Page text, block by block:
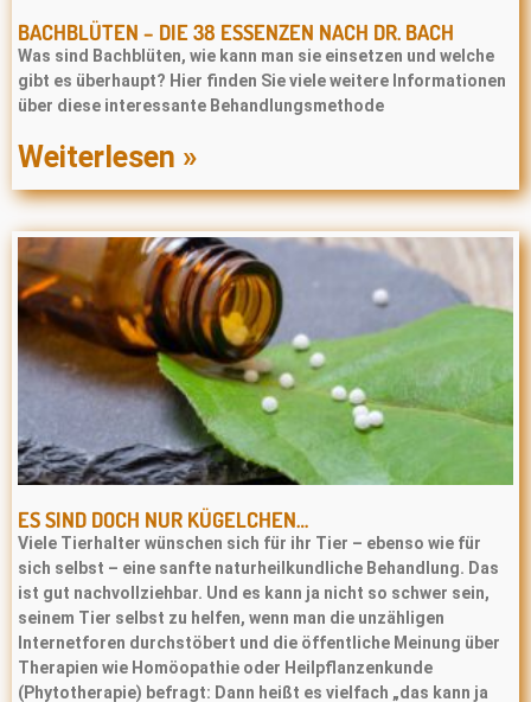
BACHBLÜTEN – DIE 38 ESSENZEN NACH DR. BACH
Was sind Bachblüten, wie kann man sie einsetzen und welche
gibt es überhaupt? Hier finden Sie viele weitere Informationen
über diese interessante Behandlungsmethode
Weiterlesen »
ES SIND DOCH NUR KÜGELCHEN…
Viele Tierhalter wünschen sich für ihr Tier – ebenso wie für
sich selbst – eine sanfte naturheilkundliche Behandlung. Das
ist gut nachvollziehbar. Und es kann ja nicht so schwer sein,
seinem Tier selbst zu helfen, wenn man die unzähligen
Internetforen durchstöbert und die öffentliche Meinung über
Therapien wie Homöopathie oder Heilpﬂanzenkunde
(Phytotherapie) befragt: Dann heißt es vielfach „das kann ja